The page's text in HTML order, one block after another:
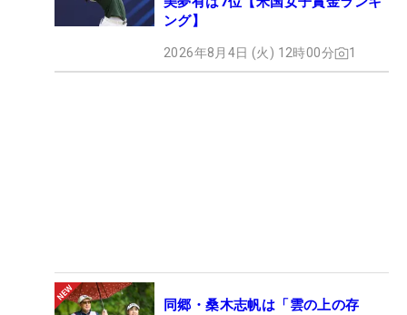
ング】
2026年8月4日 (火) 12時00分 1
同郷・桑木志帆は「雲の上の存